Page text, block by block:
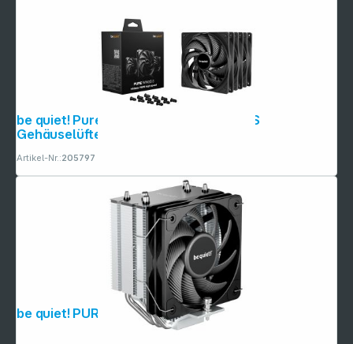
be quiet! Pure Wings 3 140mm PWM HS
Gehäuselüfter 3-Pack
Artikel-Nr.:205797
be quiet! PURE ROCK Slim 3